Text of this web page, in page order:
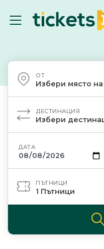
ОТ
Избери място
ДЕСТИНАЦИЯ
Избери
ДАТА
ПЪТНИЦИ
1 Пътници